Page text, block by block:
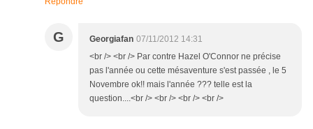
G Georgiafan 07/11/2012 14:31
<br /> <br /> Par contre Hazel O'Connor ne précise
pas l'année ou cette mésaventure s'est passée , le 5
Novembre ok!! mais l'année ??? telle est la
question....<br /> <br /> <br /> <br />